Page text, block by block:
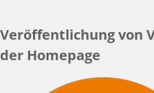
Veröffentlichung von
der Homepage